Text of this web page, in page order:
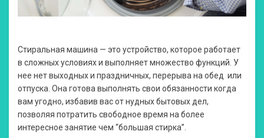
Стиральная машина — это устройство, которое работает
в сложных условиях и выполняет множество функций. У
нее нет выходных и праздничных, перерыва на обед или
отпуска. Она готова выполнять свои обязанности когда
вам угодно, избавив вас от нудных бытовых дел,
позволяя потратить свободное время на более
интересное занятие чем “большая стирка”.